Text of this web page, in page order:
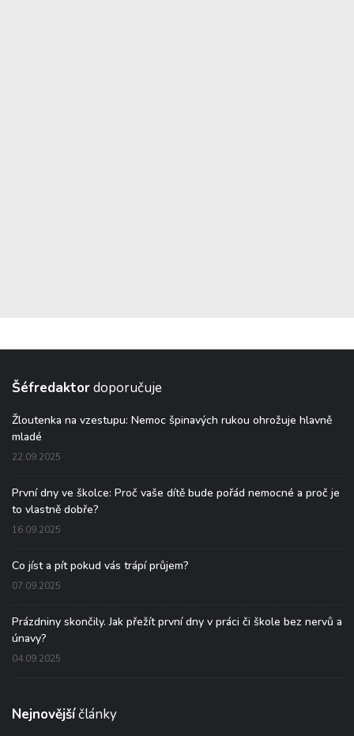
Šéfredaktordoporučuje
Žloutenka na vzestupu: Nemoc špinavých rukou ohrožuje hlavně
mladé
22.09.2025
První dny ve školce: Proč vaše dítě bude pořád nemocné a proč je
to vlastně dobře?
16.09.2025
Co jíst a pít pokud vás trápí průjem?
07.09.2025
Prázdniny skončily. Jak přežít první dny v práci či škole bez nervů a
únavy?
04.09.2025
Nejnovějšíčlánky